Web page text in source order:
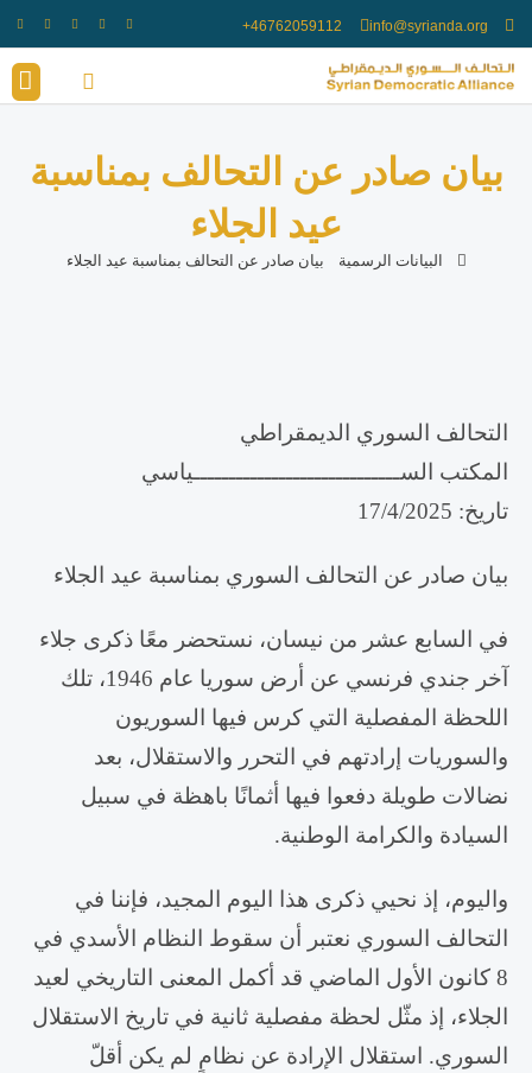
info@syrianda.org
بيان صادر عن التحالف بمناسبة
عيد الجلاء
البيانات الرسمية بيان صادر عن التحالف بمناسبة عيد الجلاء
التحالف السوري الديمقراطي
المكتب الســـــــــــــــــــــــــــــياسي
تاريخ: 17/4/2025
بيان صادر عن التحالف السوري بمناسبة عيد الجلاء
‎في السابع عشر من نيسان، نستحضر معًا ذكرى جلاء
آخر جندي فرنسي عن أرض سوريا عام 1946، تلك
اللحظة المفصلية التي كرس فيها السوريون
والسوريات إرادتهم في التحرر والاستقلال، بعد
نضالات طويلة دفعوا فيها أثمانًا باهظة في سبيل
السيادة والكرامة الوطنية.
واليوم، إذ نحيي ذكرى هذا اليوم المجيد، فإننا في
التحالف السوري نعتبر أن سقوط النظام الأسدي في
8 كانون الأول الماضي قد أكمل المعنى التاريخي لعيد
الجلاء، إذ مثّل لحظة مفصلية ثانية في تاريخ الاستقلال
السوري. استقلال الإرادة عن نظامٍ لم يكن أقلّ